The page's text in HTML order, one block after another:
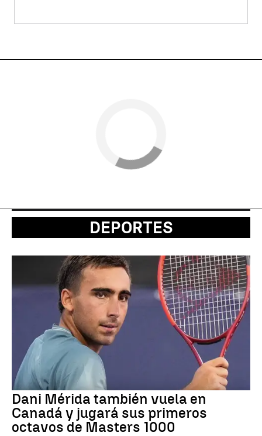
DEPORTES
Dani Mérida también vuela en
Canadá y jugará sus primeros
octavos de Masters 1000